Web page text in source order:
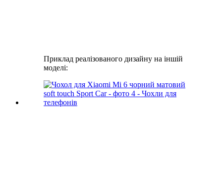
Приклад реалізованого дизайну на іншій
моделі: